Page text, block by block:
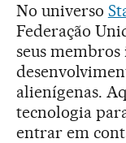
No universo
Federação
seus
alienígenas.
tecnologia
entrar em